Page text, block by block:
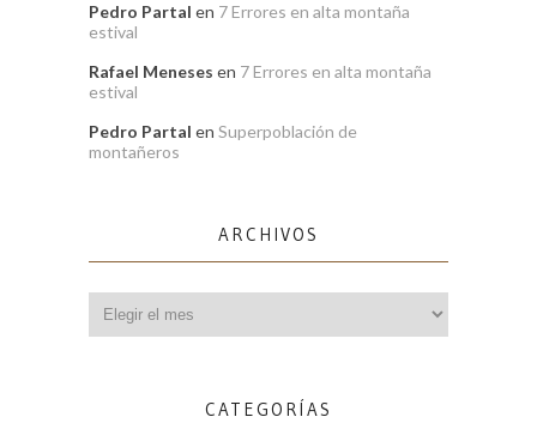
Pedro Partal en 7 Errores en alta montaña
estival
Rafael Meneses en 7 Errores en alta montaña
estival
Pedro Partal en Superpoblación de
montañeros
ARCHIVOS
CATEGORÍAS